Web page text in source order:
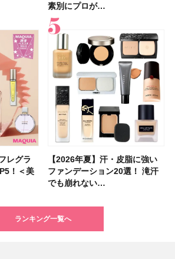
素別にプロが…
レグラ
！＜美
【2026年夏】汗・皮脂に強い
ファンデーション20選！ 滝汗
でも崩れない…
キンケアからサプ…
】ク
フレを一
【コスメデコルテ】ブランド最
高峰ラインから新作エイジング
ケアクリーム「A…
素別にプロが…
に強い
！ 滝汗
【崩れないフェイスパウダーの
塗り方】ブラシ？パフ？ 肌質
別メイクHOW …
注目の人気…
ア」ラ
マニア
【クリスマスコフレ2026】
BAUM（バウム）が誘う静寂の
香りの世界へ。…
です」オーラルケア…
ケア・
！＜
【おすすめダイエットサプリ８
選】食べすぎた日をサポート！
選び方＆糖質・脂…
りっぱなしな…
広がり・
ャンプー
【2026年】最新トレンド「ボ
ブ」13種類を徹底解説！ 定番
＆人気の髪型…
…
テム10選！
当たる】
宿泊券
【無印良品】スキンケア×衣料
素材の最強タッグで実現！ 着
るだけで保湿でき…
ュー｜落ち…
ト メロ
色追加！
【スック2026新作】秋コレク
ションを全品スウォッチ&イエ
ベブルベ分け！
ランキング一覧へ